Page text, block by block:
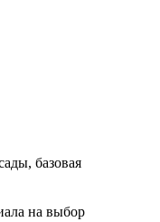
базовая
на выбор